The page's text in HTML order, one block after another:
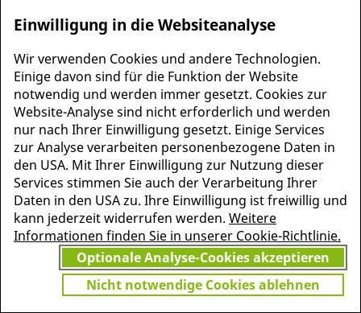
Mal­formati­onu. a.vaskulä­re Mal­formationen
MEHR INFORMATIONEN
ZU PSCHYREMBEL
JETZT
GRATIS TESTEN
Einwilligung in die Websiteanalyse
Wir verwenden Cookies und andere Technologien.
Einige davon sind für die Funktion der Website
notwendig und werden immer gesetzt. Cookies zur
Website-Analyse sind nicht erforderlich und werden
nur nach Ihrer Einwilligung gesetzt. Einige Services
zur Analyse verarbeiten personenbezogene Daten in
den USA. Mit Ihrer Einwilligung zur Nutzung dieser
Services stimmen Sie auch der Verarbeitung Ihrer
Daten in den USA zu. Ihre Einwilligung ist freiwillig und
kann jederzeit widerrufen werden. Weitere
Informationen finden Sie in unserer Cookie-Richtlinie.
Optionale Analyse-Cookies akzeptieren
Nicht notwendige Cookies ablehnen